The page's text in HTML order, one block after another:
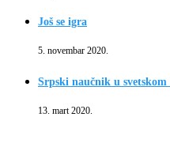
Još se igra
5. novembar 2020.
Srpski naučnik u
13. mart 2020.